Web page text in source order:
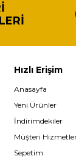
Hızlı Erişim
Anasayfa
Yeni Ürünler
İndirimdekiler
Müşteri
Sepetim